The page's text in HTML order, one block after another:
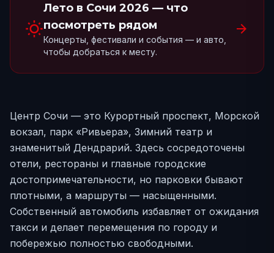
wb_sunny
Лето в Сочи 2026 — что
посмотреть рядом
Концерты, фестивали и события — и авто,
чтобы добраться к месту.
arrow_forward
Центр Сочи — это Курортный проспект, Морской
вокзал, парк «Ривьера», Зимний театр и
знаменитый Дендрарий. Здесь сосредоточены
отели, рестораны и главные городские
достопримечательности, но парковки бывают
плотными, а маршруты — насыщенными.
Собственный автомобиль избавляет от ожидания
такси и делает перемещения по городу и
побережью полностью свободными.